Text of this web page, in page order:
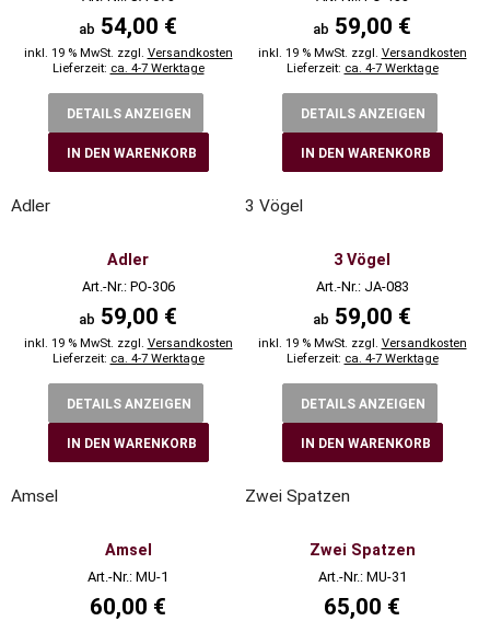
ab 54,00 €
inkl. 19 % MwSt. zzgl. Versandkosten
Lieferzeit: ca. 4-7 Werktage
DETAILS ANZEIGEN
IN DEN WARENKORB
ab 59,00 €
inkl. 19 % MwSt. zzgl. Versandkosten
Lieferzeit: ca. 4-7 Werktage
DETAILS ANZEIGEN
IN DEN WARENKORB
Adler
Adler
Art.-Nr.: PO-306
ab 59,00 €
inkl. 19 % MwSt. zzgl. Versandkosten
Lieferzeit: ca. 4-7 Werktage
DETAILS ANZEIGEN
IN DEN WARENKORB
3 Vögel
3 Vögel
Art.-Nr.: JA-083
ab 59,00 €
inkl. 19 % MwSt. zzgl. Versandkosten
Lieferzeit: ca. 4-7 Werktage
DETAILS ANZEIGEN
IN DEN WARENKORB
Amsel
Amsel
Art.-Nr.: MU-1
60,00 €
Zwei Spatzen
Zwei Spatzen
Art.-Nr.: MU-31
65,00 €